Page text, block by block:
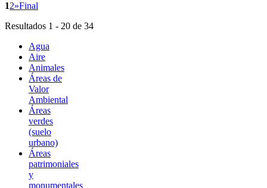
12»Final
Resultados 1 - 20 de 34
Agua
Aire
Animales
Áreas de
Valor
Ambiental
Áreas
verdes
(suelo
urbano)
Áreas
patrimoniales
y
monumentales